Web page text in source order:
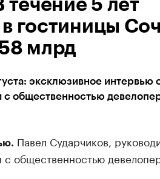
5 лет
гостиницы
млрд
эксклюзивное интервью
с общественностью
Павел Сударчиков,
с общественностью